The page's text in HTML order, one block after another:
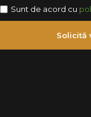
Sunt de acord cu
Solicită